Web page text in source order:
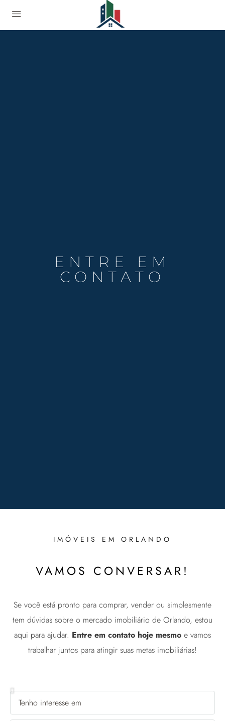
ENTRE EM
CONTATO
IMÓVEIS EM ORLANDO
VAMOS CONVERSAR!
Se você está pronto para comprar, vender ou simplesmente
tem dúvidas sobre o mercado imobiliário de Orlando, estou
aqui para ajudar. Entre em contato hoje mesmo e vamos
trabalhar juntos para atingir suas metas imobiliárias!